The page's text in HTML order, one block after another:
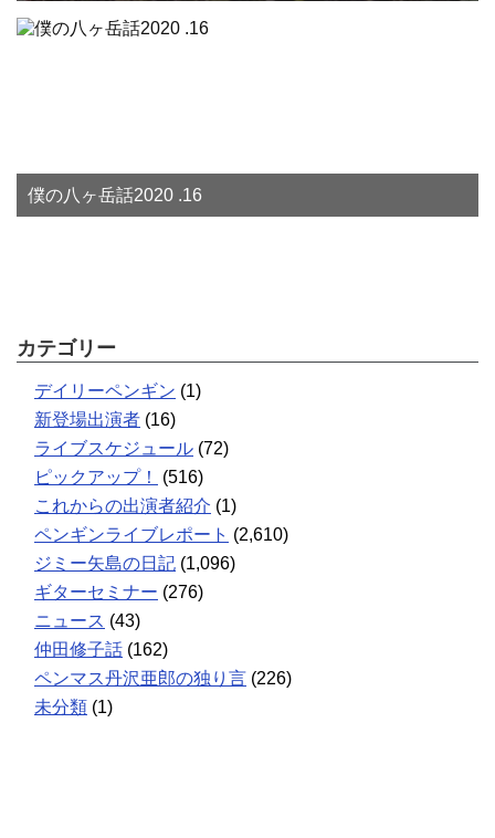
僕の八ヶ岳話2020 .16
カテゴリー
デイリーペンギン (1)
新登場出演者 (16)
ライブスケジュール (72)
ピックアップ！
(516)
これからの出演者紹介 (1)
ペンギンライブレポート (2,610)
ジミー矢島の日記 (1,096)
ギターセミナー (276)
ニュース (43)
仲田修子話 (162)
ペンマス丹沢亜郎の独り言 (226)
未分類 (1)